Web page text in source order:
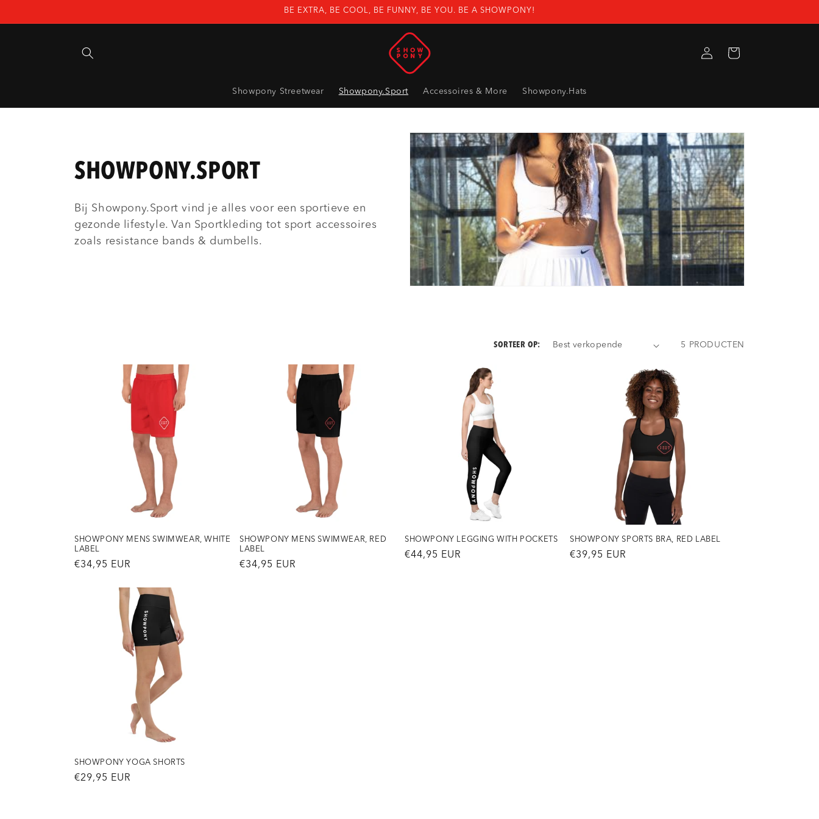
content
BE EXTRA, BE COOL, BE FUNNY, BE YOU. BE A SHOWPONY!
Showpony Streetwear Showpony.Sport Accessoires & More Showpony.Hats
Inloggen
Winkelwagen
C
O
L
SHOWPONY.SPORT
Bij Showpony.Sport vind je alles voor een sportieve en
gezonde lifestyle. Van Sportkleding tot sport accessoires
zoals resistance bands & dumbells.
SORTEER OP: 5 PRODUCTEN
SHOWPONY MENS SWIMWEAR, WHITE
LABEL
Normale
€34,95 EUR
SHOWPONY MENS SWIMWEAR, RED
LABEL
Normale
€34,95 EUR
SHOWPONY LEGGING WITH POCKETS
Normale
€44,95 EUR
SHOWPONY SPORTS BRA, RED LABEL
Normale
€39,95 EUR
SHOWPONY YOGA SHORTS
Normale
€29,95 EUR